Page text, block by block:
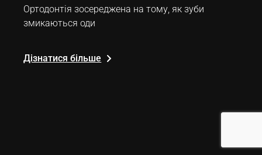
Ортодонтія зосереджена на тому, як зуби
змикаються оди
Дізнатися більше